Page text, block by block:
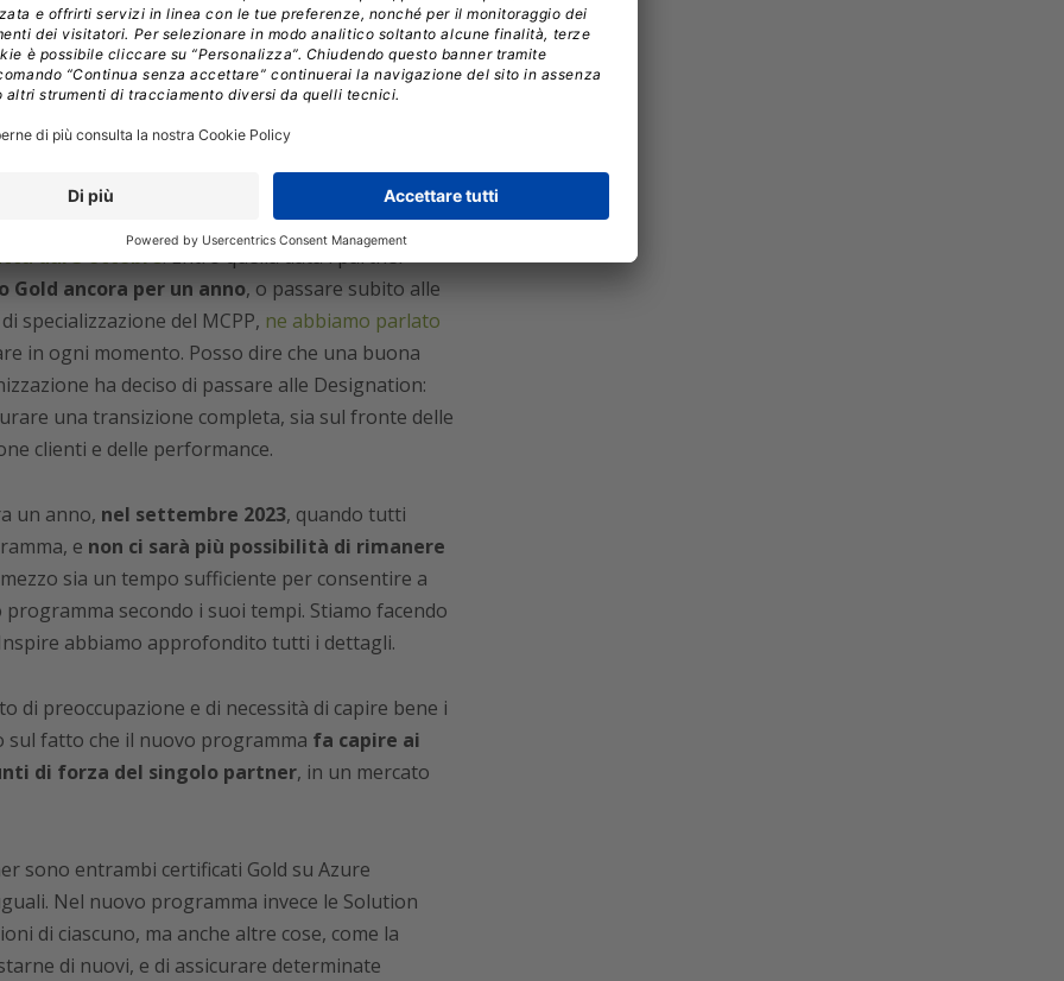
un programma che c’era da oltre 30 anni. I
iscritti al MPN,quasi 10mila aziende, anche se
Silver e Gold ci sono solo benefici: più
hanno più investito in formazione e
perché alla fine lo scopo del MCPP è
dal 3 ottobre. Entro quella data i partner
Gold ancora per un anno, o passare subito alle
specializzazione del MCPP, ne abbiamo parlato
in ogni momento. Posso dire che una buona
ha deciso di passare alle Designation:
una transizione completa, sia sul fronte delle
clienti e delle performance.
un anno, nel settembre 2023, quando tutti
e non ci sarà più possibilità di rimanere
sia un tempo sufficiente per consentire a
secondo i suoi tempi. Stiamo facendo
abbiamo approfondito tutti i dettagli.
di preoccupazione e di necessità di capire bene i
fatto che il nuovo programma fa capire ai
di forza del singolo partner, in un mercato
sono entrambi certificati Gold su Azure
Nel nuovo programma invece le Solution
di ciascuno, ma anche altre cose, come la
di nuovi, e di assicurare determinate